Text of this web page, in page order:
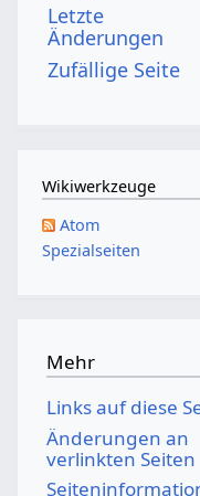
Letzte
Änderungen
Zufällige Seite
Wikiwerkzeuge
Atom
Spezialseiten
Mehr
Links auf diese
Änderungen an
verlinkten Seiten